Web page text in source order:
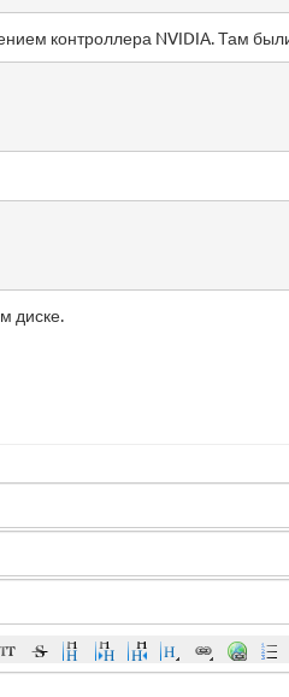
контроллера NVIDIA. Там
диске.